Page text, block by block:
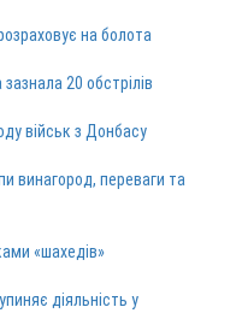
на болота
20 обстрілів
військ з Донбасу
винагород, переваги та
«шахедів»
діяльність у